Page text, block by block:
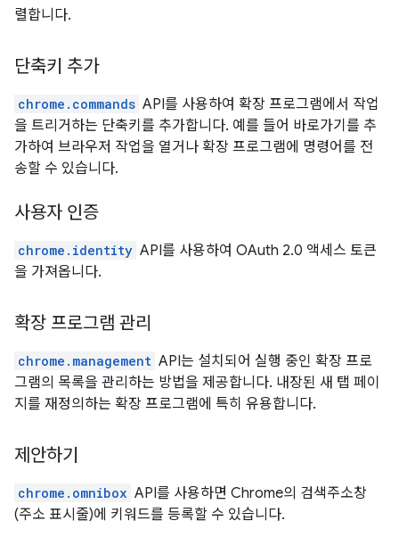
렬합니다.
단축키 추가
chrome.commands API를 사용하여 확장 프로그램에서 작업
을 트리거하는 단축키를 추가합니다. 예를 들어 바로가기를 추
가하여 브라우저 작업을 열거나 확장 프로그램에 명령어를 전
송할 수 있습니다.
사용자 인증
chrome.identity API를 사용하여 OAuth 2.0 액세스 토큰
을 가져옵니다.
확장 프로그램 관리
chrome.management API는 설치되어 실행 중인 확장 프로
그램의 목록을 관리하는 방법을 제공합니다. 내장된 새 탭 페이
지를 재정의하는 확장 프로그램에 특히 유용합니다.
제안하기
chrome.omnibox API를 사용하면 Chrome의 검색주소창
(주소 표시줄)에 키워드를 등록할 수 있습니다.